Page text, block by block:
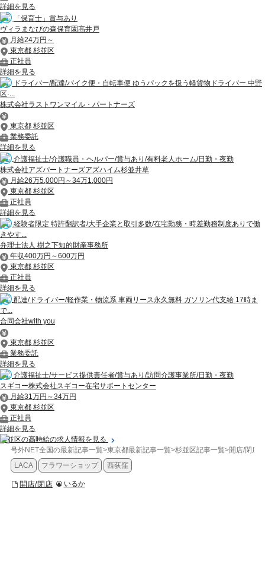
詳細を見る
「保育士」賞与あり
ヴィラまなびの森保育園高井戸
月給24万円～
東京都 杉並区
正社員
詳細を見る
ドライバー/配達/バイク便・自転車便 ゆうパックを扱う軽貨物ドライバー 中野
区·...
株式会社ラストワンマイル・パートナーズ
東京都 杉並区
業務委託
詳細を見る
介護福祉士/介護職員・ヘルパー/賞与あり/有料老人ホーム/日勤・夜勤
株式会社アズパートナーズアズハイム杉並井草
月給26万5,000円～34万1,000円
東京都 杉並区
正社員
詳細を見る
経験者限定 特許翻訳者/大手企業と取引多数/在宅勤務・時差勤務制度ありで働
きやす...
弁理士法人 樹之下知的財産事務所
年収400万円～600万円
東京都 杉並区
正社員
詳細を見る
配達/ドライバー/軽作業・物流系 車両リース永久無料 ガソリン代支給 17時ま
で...
合同会社with you
東京都 杉並区
業務委託
詳細を見る
介護福祉士/サービス提供責任者/賞与あり/訪問介護事業所/日勤・夜勤
スギコー株式会社スギコー在宅サポートセンター
月給31万円～34万円
東京都 杉並区
正社員
詳細を見る
杉並区の高時給の求人情報を見る
号外NET全国の最新記事一覧>東京都最新記事一覧>杉並区記事一覧>開店/閉店
LACA
フラワーショップ 西荻窪
開店/閉店 いるか